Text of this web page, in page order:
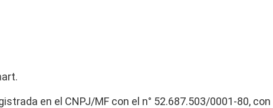
en el CNPJ/MF con el n° 52.687.503/0001-80, con